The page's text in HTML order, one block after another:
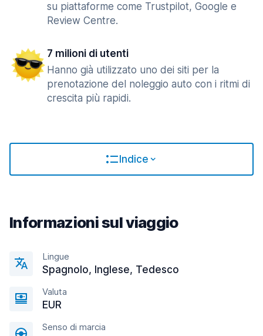
su piattaforme come Trustpilot, Google e
Review Centre.
7 milioni di utenti
Hanno già utilizzato uno dei siti per la
prenotazione del noleggio auto con i ritmi di
crescita più rapidi.
Indice
Informazioni sul viaggio
Lingue
Spagnolo, Inglese, Tedesco
Valuta
EUR
Senso di marcia